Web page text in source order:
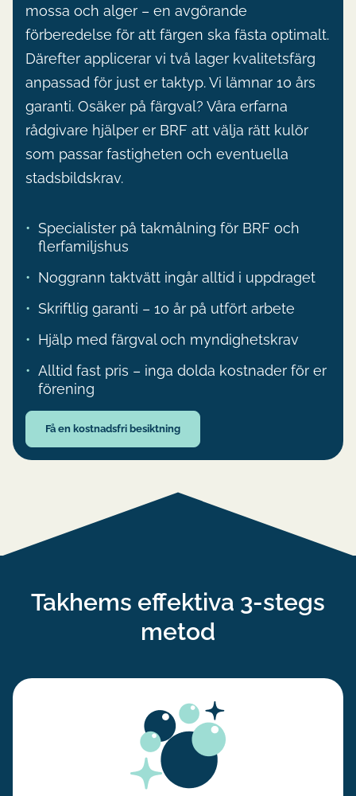
mossa och alger – en avgörande
förberedelse för att färgen ska fästa optimalt.
Därefter applicerar vi två lager kvalitetsfärg
anpassad för just er taktyp. Vi lämnar 10 års
garanti. Osäker på färgval? Våra erfarna
rådgivare hjälper er BRF att välja rätt kulör
som passar fastigheten och eventuella
stadsbildskrav.
Specialister på takmålning för BRF och
flerfamiljshus
Noggrann taktvätt ingår alltid i uppdraget
Skriftlig garanti – 10 år på utfört arbete
Hjälp med färgval och myndighetskrav
Alltid fast pris – inga dolda kostnader för er
förening
Få en kostnadsfri besiktning
Takhems effektiva 3-stegs
metod